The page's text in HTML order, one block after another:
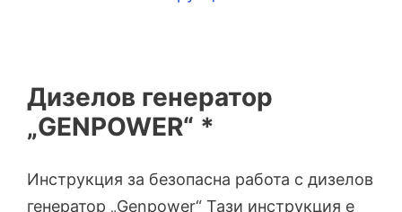
Дизелов генератор
„GENPOWER“ *
Инструкция за безопасна работа с дизелов
генератор „Genpower“ Тази инструкция е